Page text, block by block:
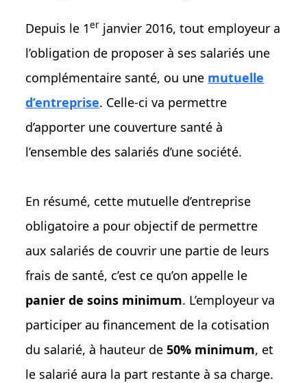
Depuis le 1er janvier 2016, tout employeur a
l’obligation de proposer à ses salariés une
complémentaire santé, ou une mutuelle
d’entreprise. Celle-ci va permettre
d’apporter une couverture santé à
l’ensemble des salariés d’une société.
En résumé, cette mutuelle d’entreprise
obligatoire a pour objectif de permettre
aux salariés de couvrir une partie de leurs
frais de santé, c’est ce qu’on appelle le
panier de soins minimum. L’employeur va
participer au financement de la cotisation
du salarié, à hauteur de50% minimum, et
le salarié aura la part restante à sa charge.